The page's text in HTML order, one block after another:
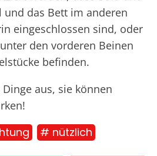
und das Bett im anderen
eingeschlossen sind, oder
den vorderen Beinen
befinden.
aus, sie können
# nützlich